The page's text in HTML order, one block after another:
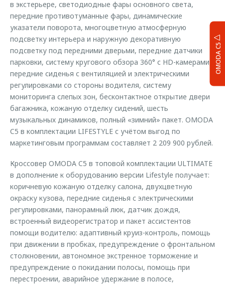
OMODA C5
в экстерьере, светодиодные фары основного света,
передние противотуманные фары, динамические
указатели поворота, многоцветную атмосферную
подсветку интерьера и наружную декоративную
подсветку под передними дверьми, передние датчики
парковки, систему кругового обзора 360° с HD-камерами,
передние сиденья с вентиляцией и электрическими
регулировками со стороны водителя, систему
мониторинга слепых зон, бесконтактное открытие двери
багажника, кожаную отделку сидений, шесть
музыкальных динамиков, полный «зимний» пакет. OMODA
C5 в комплектации LIFESTYLE с учётом выгод по
маркетинговым программам составляет 2 209 900 рублей.
Кроссовер OMODA C5 в топовой комплектации ULTIMATE
в дополнение к оборудованию версии Lifestyle получает:
коричневую кожаную отделку салона, двухцветную
окраску кузова, передние сиденья c электрическими
регулировками, панорамный люк, датчик дождя,
встроенный видеорегистратор и пакет ассистентов
помощи водителю: адаптивный круиз-контроль, помощь
при движении в пробках, предупреждение о фронтальном
столкновении, автономное экстренное торможение и
предупреждение о покидании полосы, помощь при
перестроении, аварийное удержание в полосе,